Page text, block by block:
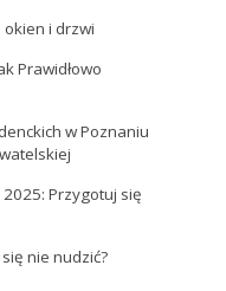
i drzwi
Prawidłowo
w Poznaniu
Przygotuj się
nie nudzić?